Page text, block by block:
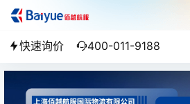
快速询价 400-011-9188